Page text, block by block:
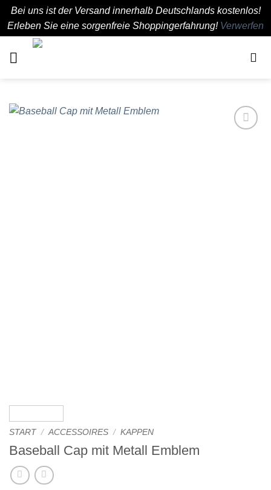
Bei uns ist der Versand innerhalb Deutschlands kostenlos!
Erleben Sie eine sorgenfreie Shoppingerfahrung! Verwerfen
START / ACCESSOIRES / KAPPEN
Baseball Cap mit Metall Emblem